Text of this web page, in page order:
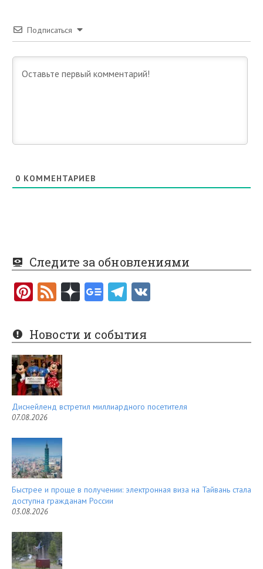
Подписаться
0 КОММЕНТАРИЕВ
Следите за обновлениями
Pi
er
es
t
F
e
d
Новости и события
Диснейленд встретил миллиардного посетителя
07.08.2026
Быстрее и проще в получении: электронная виза на Тайвань стала
доступна гражданам России
03.08.2026